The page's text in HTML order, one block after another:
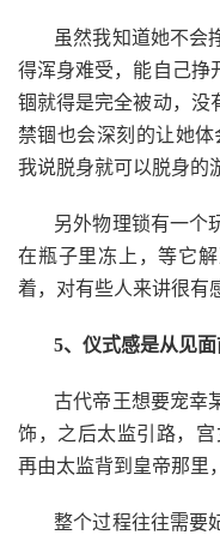
虽然我知道她不会
得浑身难受，能自己挣
锢就得是完全被动，没
禁锢也会深刻的让她
我说脱身就可以脱身的
另外物理锁有一个
在瓶子里冻上，等它
着，对有些人来讲很有
5、仪式感是从见
古代帝王想要宠幸
饰，之后太监引路，宫
再由太监背到皇帝那里
整个过程往往需要